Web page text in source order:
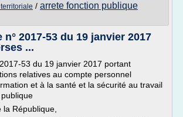
/ arrete fonction publique
2017-53 du 19 janvier 2017
...
53 du 19 janvier 2017 portant
relatives au compte personnel
et à la santé et la sécurité au travail
République,